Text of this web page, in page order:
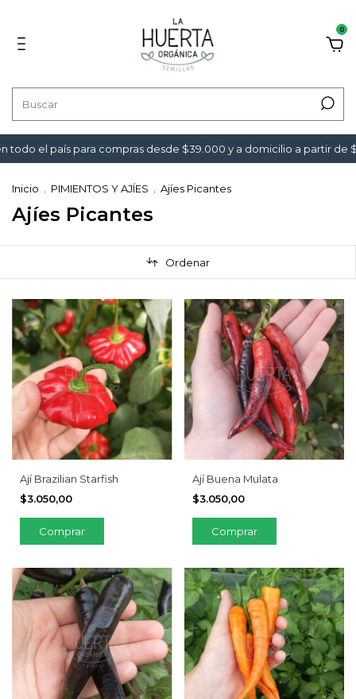
0
país para compras desde $39.000 y a domicilio a partir de
Inicio PIMIENTOS Y AJÍES Ajíes Picantes
Ajíes Picantes
Ordenar
Ají Brazilian Starfish
$3.050,00
Ají Buena Mulata
$3.050,00